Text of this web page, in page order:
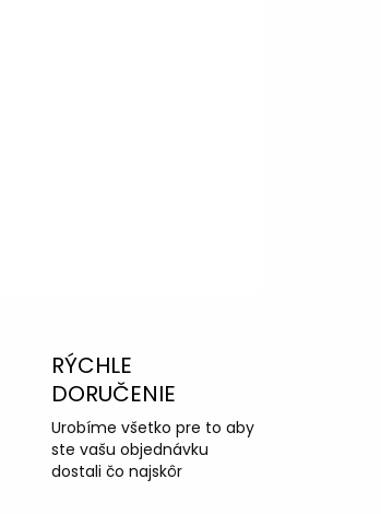
RÝCHLE
DORUČENIE
Urobíme všetko pre to aby
ste vašu objednávku
dostali čo najskôr